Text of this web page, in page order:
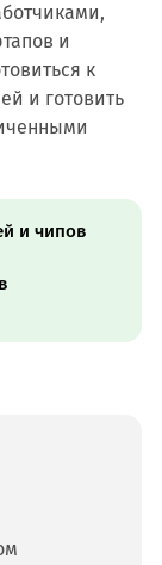
и
к
и готовить
и чипов